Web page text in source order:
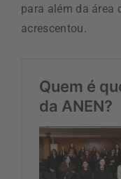
para além da área
acrescentou.